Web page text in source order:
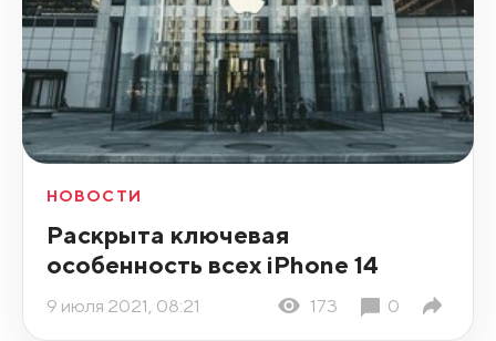
НОВОСТИ
Раскрыта ключевая
особенность всех iPhone 14
9 июля 2021, 08:21 173 0